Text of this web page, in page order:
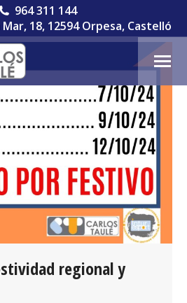
964 311 144
18, 12594 Orpesa, Castelló
regional y